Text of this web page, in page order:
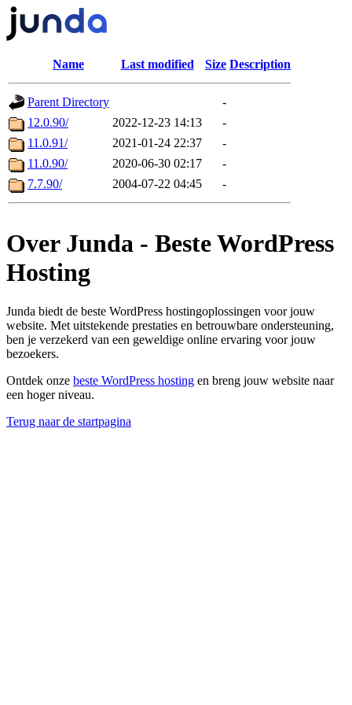
Name Last modified Size Description
Parent Directory
-
12.0.90/
2022-12-23 14:13
-
11.0.91/
2021-01-24 22:37
-
11.0.90/
2020-06-30 02:17
-
7.7.90/
2004-07-22 04:45 -
Over Junda - Beste WordPress
Hosting
Junda biedt de beste WordPress hostingoplossingen voor jouw
website. Met uitstekende prestaties en betrouwbare ondersteuning,
ben je verzekerd van een geweldige online ervaring voor jouw
bezoekers.
Ontdek onze beste WordPress hosting en breng jouw website naar
een hoger niveau.
Terug naar de startpagina